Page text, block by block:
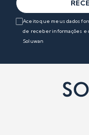
Aceito que meus dados
de receber informações e
Soluwan